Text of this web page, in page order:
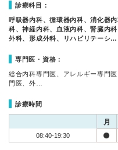
診療科目：
呼吸器内科、循環器内科、消化器
科、神経内科、血液内科、腎臓内
外科、形成外科、リハビリテーシ…
専門医・資格：
総合内科専門医、アレルギー専門
門医、外…
診療時間
月
08:40-19:30